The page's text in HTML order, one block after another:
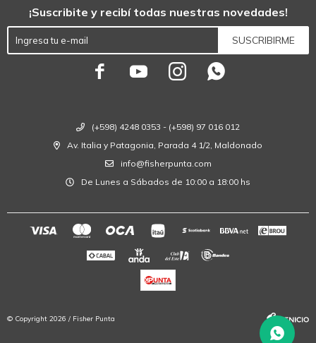
(+598) 4248 0353 - (+598) 97 016 012
Av. Italia y Patagonia, Parada 4 1/2, Maldonado
info@fisherpunta.com
De Lunes a Sábados de 10:00 a 18:00 hs
¡Suscribite y recibí todas nuestras novedades!
SUSCRIBIRME
   
© Copyright 2026 / Fisher Punta